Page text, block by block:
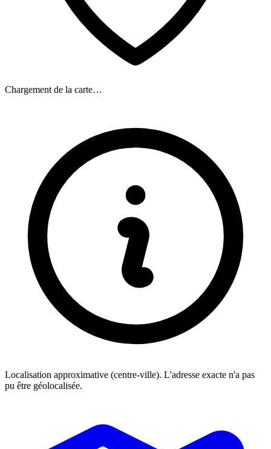
Chargement de la carte…
Localisation approximative (centre-ville). L'adresse exacte n'a pas
pu être géolocalisée.